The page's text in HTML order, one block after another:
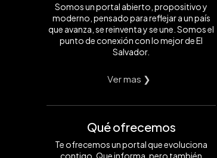
Somos un portal abierto, propositivo y
moderno, pensado para reflejar a un país
que avanza, se reinventa y se une. Somos el
punto de conexión con lo mejor de El
Salvador.
Ver mas ❯
Qué ofrecemos
Te ofrecemos un portal que evoluciona
contigo. Que informa, pero también